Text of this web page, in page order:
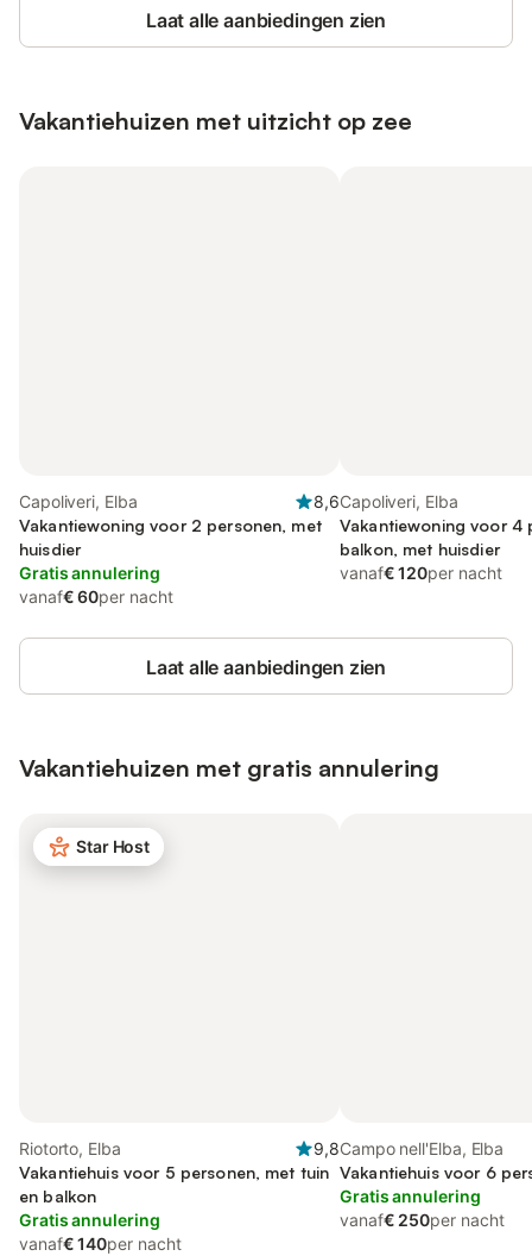
Laat alle aanbiedingen zien
Vakantiehuizen met uitzicht op zee
Capoliveri, Elba
8,6
Vakantiewoning voor 2 personen, met
huisdier
Gratis annulering
vanaf€ 60per nacht
Capoliveri, Elba
Vakantiewoning voor 4
balkon, met huisdier
vanaf€ 120per nacht
Laat alle aanbiedingen zien
Vakantiehuizen met gratis annulering
Star Host
Riotorto, Elba
9,8
Vakantiehuis voor 5 personen, met tuin
en balkon
Gratis annulering
vanaf€ 140per nacht
Campo nell'Elba, Elba
Vakantiehuis voor 6
Gratis annulering
vanaf€ 250per nacht